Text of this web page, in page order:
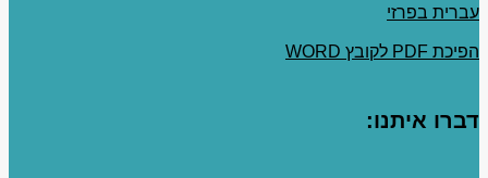
עברית בפרזי
הפיכת PDF לקובץ WORD
דברו איתנו: